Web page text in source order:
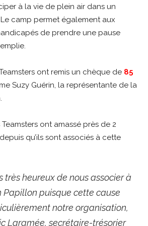
à la vie de plein air dans un
camp permet également aux
de prendre une pause
ont remis un chèque de 85
Suzy Guérin, la représentante de la
ont amassé près de 2
qu’ils sont associés à cette
très heureux de nous associer à
Papillon puisque cette cause
notre organisation,
Laramée, secrétaire-trésorier